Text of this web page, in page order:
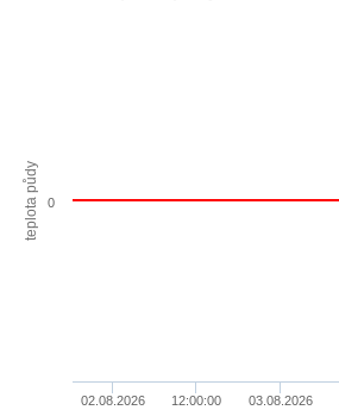
teplota půdy
02.08.2026
12:00:00
03.08.2026
0